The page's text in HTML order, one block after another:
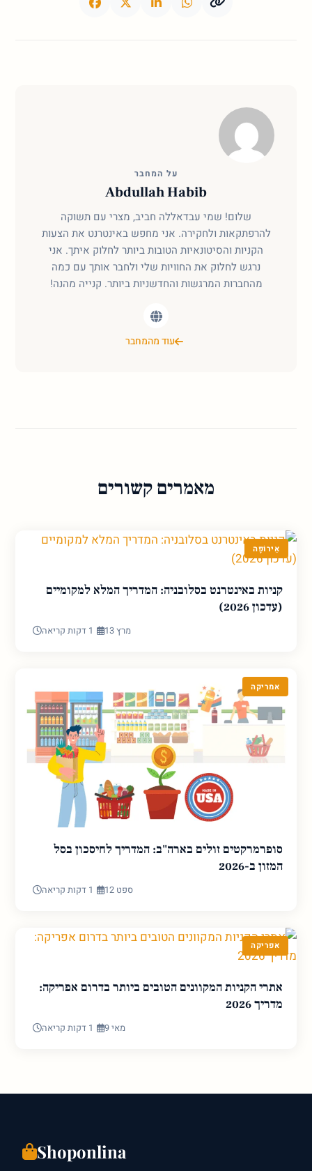
על המחבר
Abdullah Habib
שלום! שמי עבדאללה חביב, מצרי עם תשוקה
להרפתקאות ולחקירה. אני מחפש באינטרנט את הצעות
הקניות והסיטונאיות הטובות ביותר לחלוק איתך. אני
נרגש לחלוק את החוויות שלי ולחבר אותך עם כמה
מהחברות המרגשות והחדשניות ביותר. קנייה מהנה!
עוד מהמחבר
מאמרים קשורים
אֵירוֹפָּה
קניות באינטרנט בסלובניה: המדריך המלא למקומיים
(עדכון 2026)
1 דקות קריאה מרץ 13
אמריקה
סופרמרקטים זולים בארה"ב: המדריך לחיסכון בסל
המזון ב-2026
1 דקות קריאה ספט 12
אפריקה
אתרי הקניות המקוונים הטובים ביותר בדרום אפריקה:
מדריך 2026
1 דקות קריאה מאי 9
Shoponlina